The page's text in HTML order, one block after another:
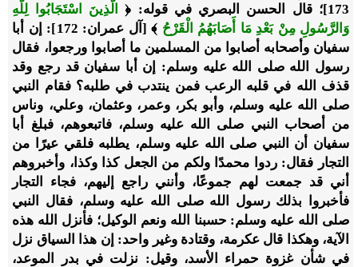
173]؛ قال الحسن البصري في قوله: ﴿
الَّذِينَ اسْتَجَابُوا لِلَّهِ
وَالرَّسُولِ مِنْ بَعْدِ مَا أَصَابَهُمُ الْقَرْحُ
﴾ [آل عمران: 172]: إن أبا
سفيان وأصحابه أصابوا من المسلمين ما أصابوا ورجعوا، فقال
رسول الله صلى الله عليه وسلم: إن أبا سفيان قد رجع وقد
قذف الله في قلبه الرعب فمن ينتدب في طلبه؟ فقام النبي
صلى الله عليه وسلم، وأبو بكر، وعمر، وعثمان، وعلي، وناس
من أصحاب النبي صلى الله عليه وسلم، فاتبعوهم، فبلغ أبا
سفيان أن النبي صلى الله عليه وسلم، يطلبه فلقي عيرًا من
التجار فقال: ردوا محمدًا ولكم من الجعل كذا وكذا، وأخبروهم
أني قد جمعت لهم جموعًا، وأنني راجع إليهم، فجاء التجار
فأخبروا بذلك رسول الله صلى الله عليه وسلم، فقال النبي
صلى الله عليه وسلم: حسبنا الله ونعم الوكيل؛ فأنزل الله هذه
الآية، وهكذا قال عكرمة، وقتادة وغير واحد: إن هذا السياق نزل
في شأن غزوة حمراء الأسد، وقيل: نزلت في بدر الموعد،